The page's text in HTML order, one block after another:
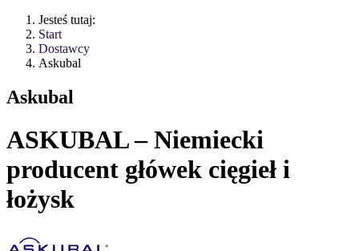
Jesteś tutaj:
Start
Dostawcy
Askubal
Askubal
ASKUBAL – Niemiecki
producent główek cięgieł i
łożysk